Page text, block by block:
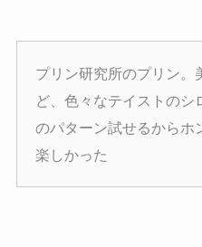
プリン研究所のプリン。
ど、色々なテイストのシ
のパターン試せるからホ
楽しかった